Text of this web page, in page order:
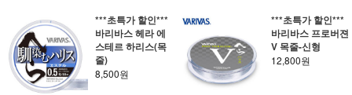
***초특가 할인***
바리바스 헤라 에
스테르 하리스(목
줄)
8,500원
***초특가 할인***
바리바스 프로버젼
V 목줄-신형
12,800원